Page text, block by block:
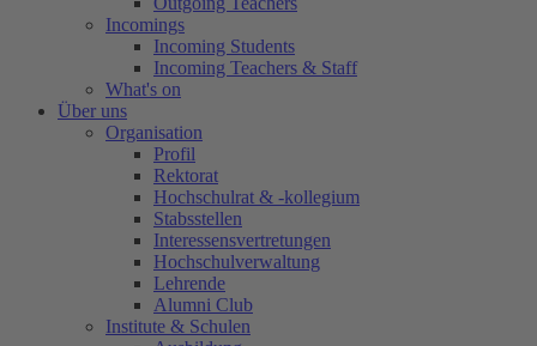
Incomings
Incoming Students
Incoming Teachers & Staff
What's on
Über uns
Organisation
Profil
Rektorat
Hochschulrat & -kollegium
Stabsstellen
Interessensvertretungen
Hochschulverwaltung
Lehrende
Alumni Club
Institute & Schulen